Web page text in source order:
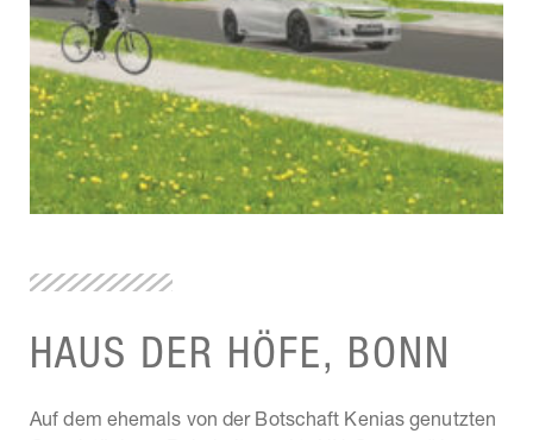
HAUS DER HÖFE, BONN
Auf dem ehemals von der Botschaft Kenias genutzten